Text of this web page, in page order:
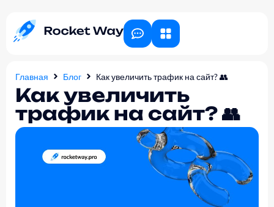
Главная Блог Как увеличить трафик на сайт? 👥
Как увеличить
трафик на сайт? 👥